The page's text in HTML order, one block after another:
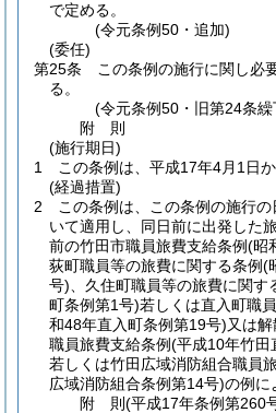
で定める。
(令元条例50・追加)
(委任)
第25条
この条例の施行に関し必
る。
(令元条例50・旧第24条繰
附 則
(施行期日)
1
この条例は、平成17年4月1日か
(経過措置)
2
この条例は、この条例の施行
いて適用し、同日前に出発した
前の竹田市職員旅費支給条例(昭
荻町職員等の旅費に関する条例(
号) 、久住町職員等の旅費に関す
町条例第1号)若しくは直入町職
和48年直入町条例第19号)又は
職員旅費支給条例(平成10年竹田
若しくは竹田広域消防組合職員
広域消防組合条例第14号)の例に
附 則(平成17年条例第260